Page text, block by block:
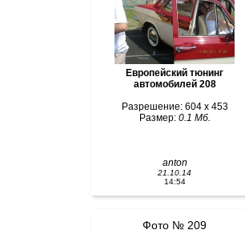
Европейский тюнинг
автомобилей 208
Разрешение: 604 x 453
Размер: 0.1 Мб.
anton
21.10.14
14:54
Фото № 209